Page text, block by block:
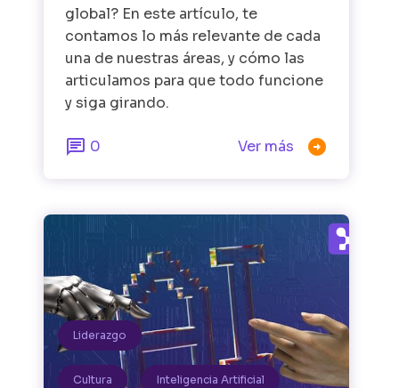
global? En este artículo, te
contamos lo más relevante de cada
una de nuestras áreas, y cómo las
articulamos para que todo funcione
y siga girando.
 0 Ver más 
Cultura Inteligencia Artificial
Liderazgo